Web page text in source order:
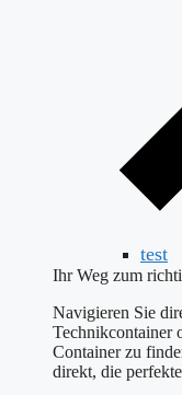
test
Ihr Weg zum
Navigieren Sie
Technikcontainer
Container zu
direkt, die